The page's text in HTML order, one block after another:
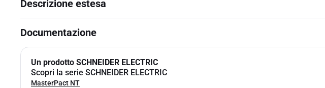
Descrizione estesa
Documentazione
Un prodotto SCHNEIDER ELECTRIC
Scopri la serie SCHNEIDER ELECTRIC
MasterPact NT